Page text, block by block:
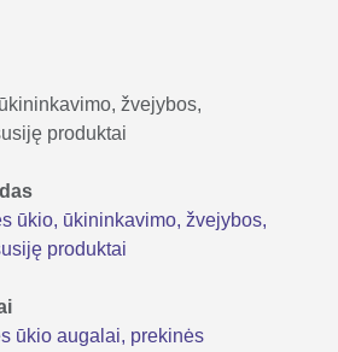
žvejybos,
produktai
ūkio, ūkininkavimo, žvejybos,
produktai
ūkio augalai, prekinės